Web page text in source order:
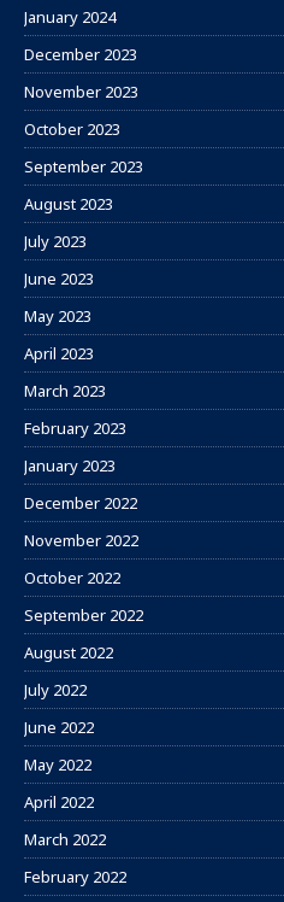
January 2024
December 2023
November 2023
October 2023
September 2023
August 2023
July 2023
June 2023
May 2023
April 2023
March 2023
February 2023
January 2023
December 2022
November 2022
October 2022
September 2022
August 2022
July 2022
June 2022
May 2022
April 2022
March 2022
February 2022